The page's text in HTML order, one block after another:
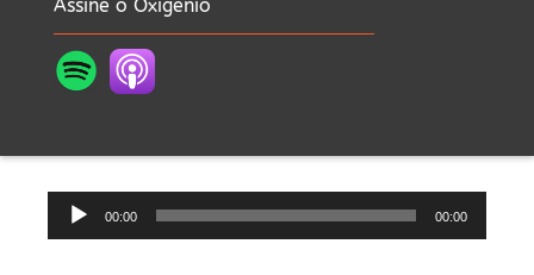
Assine o Oxigênio
Tocador
de
00:00 00:00